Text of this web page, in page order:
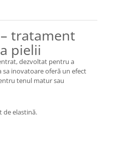
tratament
pielii
dezvoltat pentru a
inovatoare oferă un efect
tenul matur sau
de elastină.